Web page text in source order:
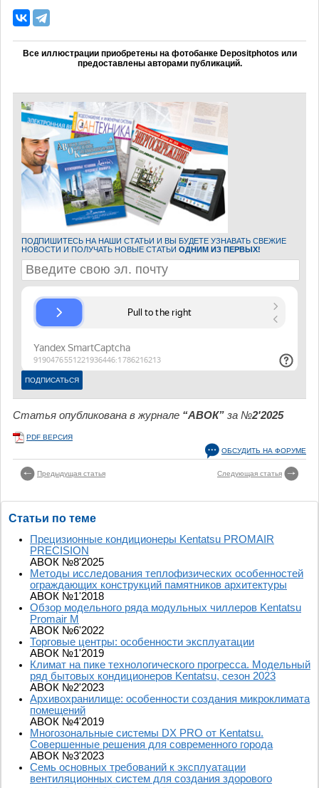
Все иллюстрации приобретены на фотобанке Depositphotos или
предоставлены авторами публикаций.
ПОДПИШИТЕСЬ НА НАШИ СТАТЬИ И ВЫ БУДЕТЕ УЗНАВАТЬ СВЕЖИЕ
НОВОСТИ И ПОЛУЧАТЬ НОВЫЕ СТАТЬИ ОДНИМ ИЗ ПЕРВЫХ!
Статья опубликована в журнале “АВОК” за №2'2025
PDF ВЕРСИЯ
ОБСУДИТЬ НА ФОРУМЕ
Предыдущая статья Следующая статья
Статьи по теме
Прецизионные кондиционеры Kentatsu PROMAIR
PRECISION
АВОК №8'2025
Методы исследования теплофизических особенностей
ограждающих конструкций памятников архитектуры
АВОК №1'2018
Обзор модельного ряда модульных чиллеров Kentatsu
Promair M
АВОК №6'2022
Торговые центры: особенности эксплуатации
АВОК №1'2019
Климат на пике технологического прогресса. Модельный
ряд бытовых кондиционеров Kentatsu, сезон 2023
АВОК №2'2023
Архивохранилище: особенности создания микроклимата
помещений
АВОК №4'2019
Многозональные системы DX PRO от Kentatsu.
Совершенные решения для современного города
АВОК №3'2023
Семь основных требований к эксплуатации
вентиляционных систем для создания здорового